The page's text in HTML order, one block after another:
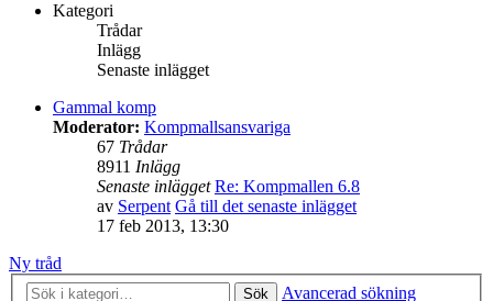
Kategori
Trådar
Inlägg
Senaste inlägget
Gammal komp
Moderator: Kompmallsansvariga
67 Trådar
8911 Inlägg
Senaste inlägget Re: Kompmallen 6.8
av Serpent Gå till det senaste inlägget
17 feb 2013, 13:30
Ny tråd
Sök
Avancerad sökning